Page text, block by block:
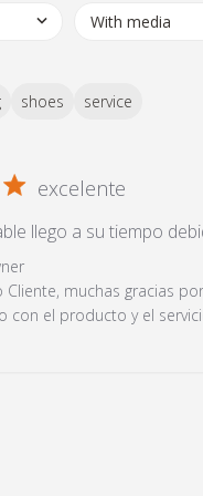
shoes service
excelente
llego a su tiempo
Store Owner on
Cliente, muchas gracias
con el producto y el